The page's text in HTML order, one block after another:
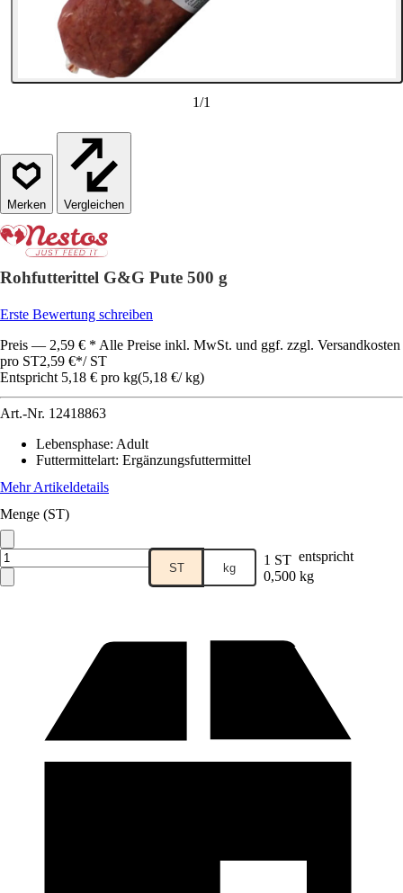
1/1
Vergleichen
Rohfutterittel G&G Pute 500 g
Erste Bewertung schreiben
Preis — 2,59 € * Alle Preise inkl. MwSt. und ggf. zzgl. Versandkosten
pro ST2,59 €*/ ST
Entspricht 5,18 € pro kg(5,18 €/ kg)
Art.-Nr. 12418863
Lebensphase: Adult
Futtermittelart: Ergänzungsfuttermittel
Mehr Artikeldetails
Menge (ST)
ST kg 1 ST entspricht
0,500 kg